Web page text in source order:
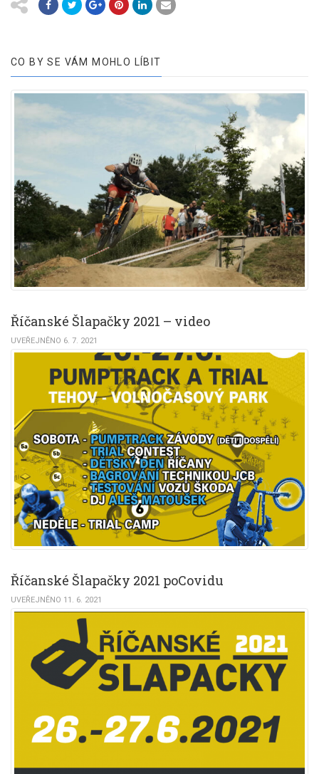
CO BY SE VÁM MOHLO LÍBIT
Říčanské Šlapačky 2021 – video
UVEŘEJNĚNO 6. 7. 2021
Říčanské Šlapačky 2021 poCovidu
UVEŘEJNĚNO 11. 6. 2021